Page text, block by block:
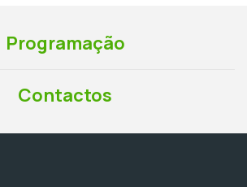
Programação
Contactos